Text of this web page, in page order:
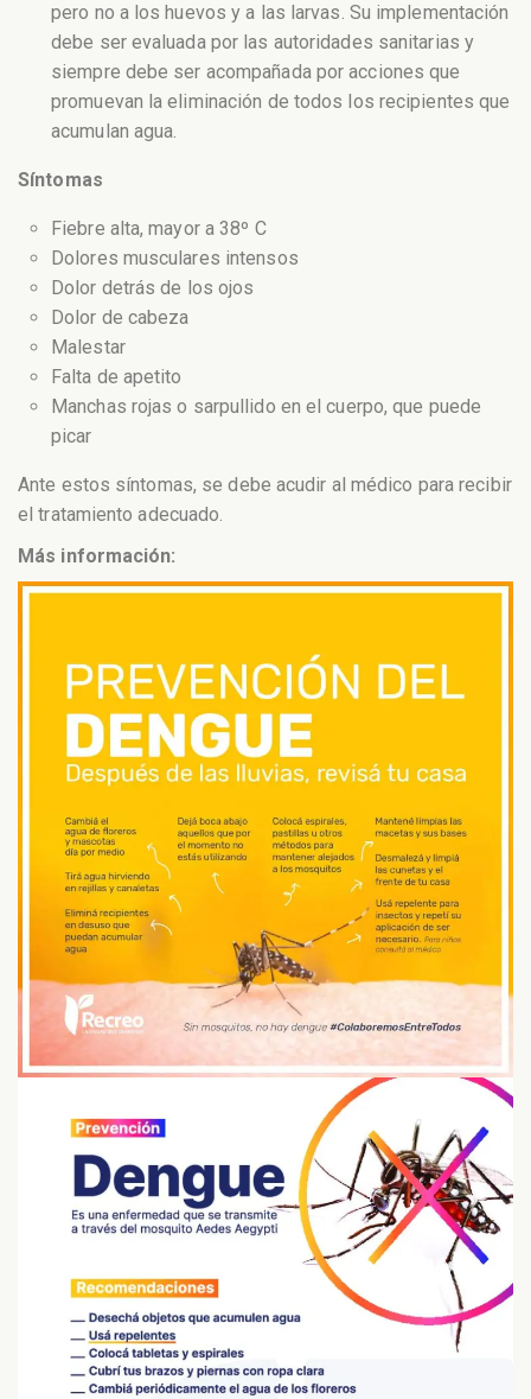
pero no a los huevos y a las larvas. Su implementación
debe ser evaluada por las autoridades sanitarias y
siempre debe ser acompañada por acciones que
promuevan la eliminación de todos los recipientes que
acumulan agua.
Síntomas
Fiebre alta, mayor a 38º C
Dolores musculares intensos
Dolor detrás de los ojos
Dolor de cabeza
Malestar
Falta de apetito
Manchas rojas o sarpullido en el cuerpo, que puede
picar
Ante estos síntomas, se debe acudir al médico para recibir
el tratamiento adecuado.
Más información: